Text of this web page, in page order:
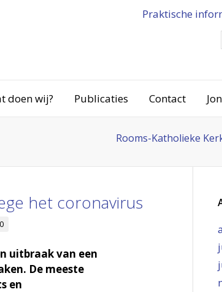
Praktische
doen wij? Publicaties Contact
Rooms-Katholieke
het coronavirus
uitbraak van een
De meeste
en